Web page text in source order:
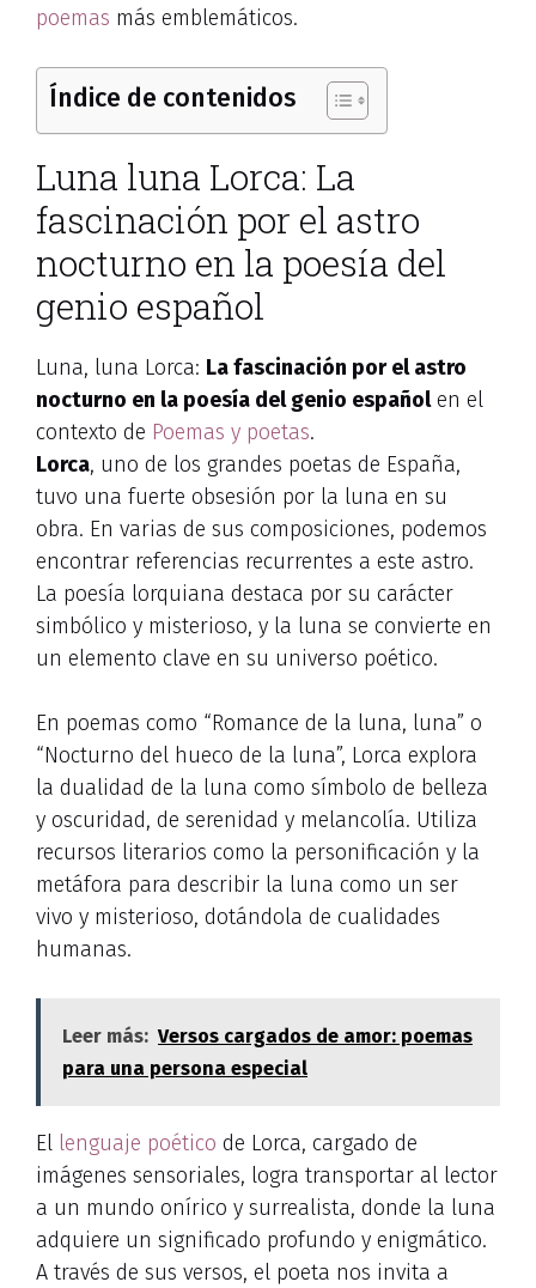
poemas más emblemáticos.
Índice de contenidos
Luna luna Lorca: La
fascinación por el astro
nocturno en la poesía del
genio español
Luna, luna Lorca: La fascinación por el astro
nocturno en la poesía del genio españolen el
contexto de Poemas y poetas.
Lorca, uno de los grandes poetas de España,
tuvo una fuerte obsesión por la luna en su
obra. En varias de sus composiciones, podemos
encontrar referencias recurrentes a este astro.
La poesía lorquiana destaca por su carácter
simbólico y misterioso, y la luna se convierte en
un elemento clave en su universo poético.
En poemas como “Romance de la luna, luna” o
“Nocturno del hueco de la luna”, Lorca explora
la dualidad de la luna como símbolo de belleza
y oscuridad, de serenidad y melancolía. Utiliza
recursos literarios como la personificación y la
metáfora para describir la luna como un ser
vivo y misterioso, dotándola de cualidades
humanas.
Leer más: Versos cargados de amor: poemas
para una persona especial
El lenguaje poético de Lorca, cargado de
imágenes sensoriales, logra transportar al lector
a un mundo onírico y surrealista, donde la luna
adquiere un significado profundo y enigmático.
A través de sus versos, el poeta nos invita a